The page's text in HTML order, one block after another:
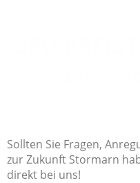
Sollten Sie Fragen,
zur Zukunft Stormarn
direkt bei uns!